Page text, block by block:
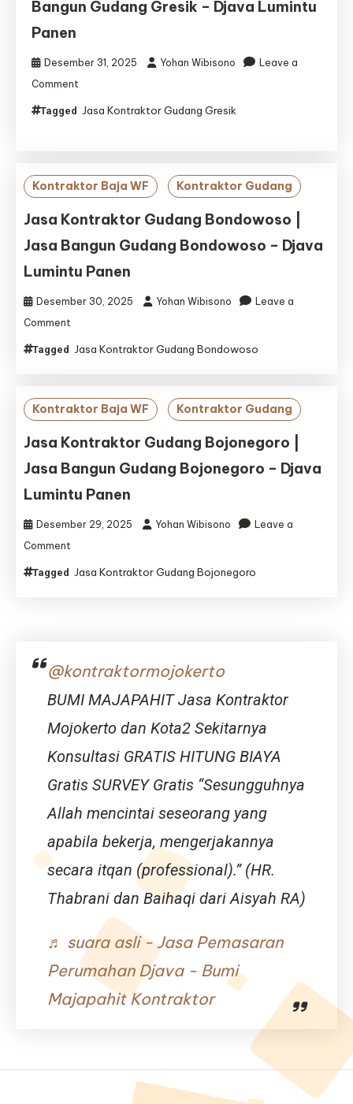
Bangun Gudang Gresik – Djava Lumintu
Panen
Desember 31, 2025 Yohan Wibisono
Leave a
Comment
Kontraktor
Jasa
Bangun
Gudang
–
Lumintu
Panen
Tagged Jasa Kontraktor Gudang Gresik
Kontraktor Baja WF Kontraktor Gudang
Jasa Kontraktor Gudang Bondowoso |
Jasa Bangun Gudang Bondowoso – Djava
Lumintu Panen
Desember 30, 2025 Yohan Wibisono
Leave a
Comment
Kontraktor
|
Jasa
Gudang
Bondowoso
Djava
Tagged Jasa Kontraktor Gudang Bondowoso
Kontraktor Baja WF Kontraktor Gudang
Jasa Kontraktor Gudang Bojonegoro |
Jasa Bangun Gudang Bojonegoro – Djava
Lumintu Panen
Desember 29, 2025 Yohan Wibisono
Leave a
Comment
Kontraktor
Gudang
–
Djava
Panen
Tagged Jasa Kontraktor Gudang Bojonegoro
@kontraktormojokerto
BUMI MAJAPAHIT Jasa Kontraktor
Mojokerto dan Kota2 Sekitarnya
Konsultasi GRATIS HITUNG BIAYA
Gratis SURVEY Gratis “Sesungguhnya
Allah mencintai seseorang yang
apabila bekerja, mengerjakannya
secara itqan (professional).” (HR.
Thabrani dan Baihaqi dari Aisyah RA)
♬ suara asli - Jasa Pemasaran
Perumahan Djava - Bumi
Majapahit Kontraktor